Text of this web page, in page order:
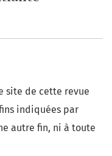
site de cette revue
indiquées par
autre fin, ni à toute